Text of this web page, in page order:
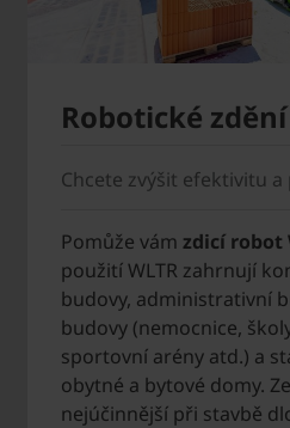
Robotické zdění
Chcete zvýšit efektivitu
Pomůže vám zdicí robot
použití WLTR zahrnují
budovy, administrativní
budovy (nemocnice,
sportovní arény atd.) a
obytné a bytové domy.
nejúčinnější při stavbě